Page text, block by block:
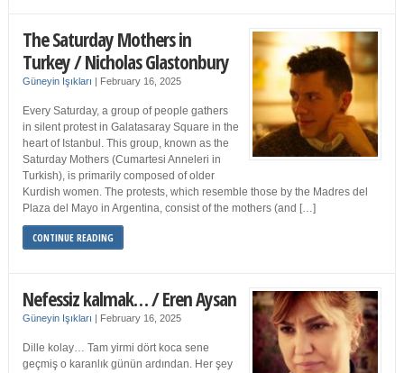
The Saturday Mothers in
Turkey / Nicholas Glastonbury
Güneyin Işıkları | February 16, 2025
Every Saturday, a group of people gathers
in silent protest in Galatasaray Square in the
heart of Istanbul. This group, known as the
Saturday Mothers (Cumartesi Anneleri in
Turkish), is primarily composed of older
Kurdish women. The protests, which resemble those by the Madres del
Plaza del Mayo in Argentina, consist of the mothers (and […]
CONTINUE READING
Nefessiz kalmak… / Eren Aysan
Güneyin Işıkları | February 16, 2025
Dille kolay… Tam yirmi dört koca sene
geçmiş o karanlık günün ardından. Her şey